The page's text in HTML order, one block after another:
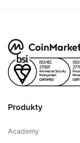
Produkty
Academy